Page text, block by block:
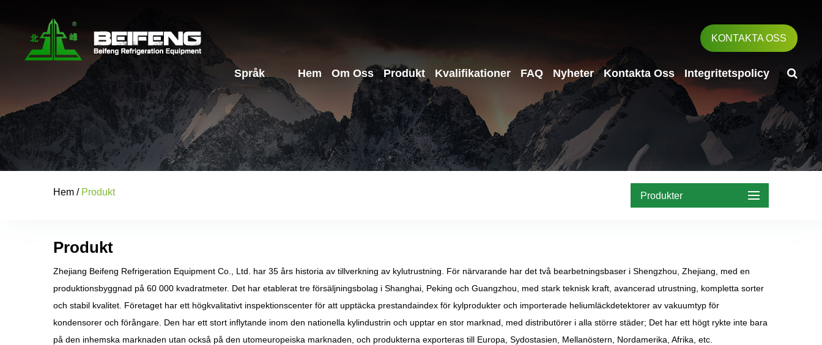
KONTAKTA OSS
Hem Om Oss Produkt Kvalifikationer FAQ Nyheter Kontakta Oss Integritetspolicy
Språk
Hem / Produkt Produkter
Produkt
Zhejiang Beifeng Refrigeration Equipment Co., Ltd. har 35 års historia av tillverkning av kylutrustning. För närvarande har det två bearbetningsbaser i Shengzhou, Zhejiang, med en
produktionsbyggnad på 60 000 kvadratmeter. Det har etablerat tre försäljningsbolag i Shanghai, Peking och Guangzhou, med stark teknisk kraft, avancerad utrustning, kompletta sorter
och stabil kvalitet. Företaget har ett högkvalitativt inspektionscenter för att upptäcka prestandaindex för kylprodukter och importerade heliumläckdetektorer av vakuumtyp för
kondensorer och förångare. Den har ett stort inflytande inom den nationella kylindustrin och upptar en stor marknad, med distributörer i alla större städer; Det har ett högt rykte inte bara
på den inhemska marknaden utan också på den utomeuropeiska marknaden, och produkterna exporteras till Europa, Sydostasien, Mellanöstern, Nordamerika, Afrika, etc.